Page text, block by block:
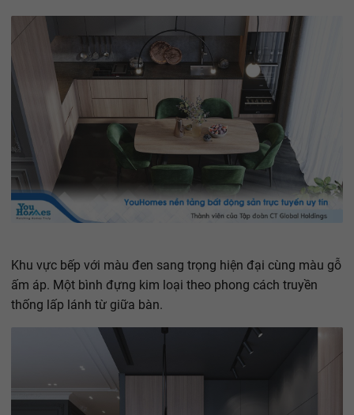
Khu vực bếp với màu đen sang trọng hiện đại cùng màu gỗ
ấm áp. Một bình đựng kim loại theo phong cách truyền
thống lấp lánh từ giữa bàn.